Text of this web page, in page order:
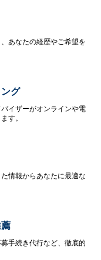
あなたの経歴やご希望を
グ
イザーがオンラインや電
す。
情報からあなたに最適な
手続き代行など、徹底的